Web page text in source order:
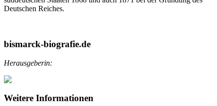
Deutschen Reiches.
bismarck-biografie.de
Herausgeberin:
Weitere Informationen